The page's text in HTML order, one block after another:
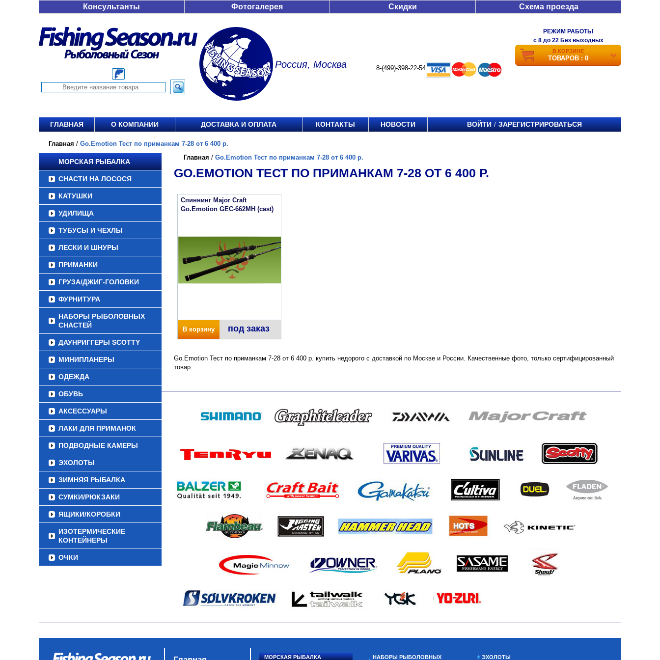
Консультанты Фотогалерея Скидки Схема проезда
Россия, Москва 8-(499)-398-22-54
РЕЖИМ РАБОТЫ
c 8 до 22 Без выходных
В КОРЗИНЕ
ТОВАРОВ : 0
ГЛАВНАЯ О КОМПАНИИ ДОСТАВКА И ОПЛАТА КОНТАКТЫ НОВОСТИ ВОЙТИ / ЗАРЕГИСТРИРОВАТЬСЯ
Главная / Go.Emotion Тест по приманкам 7-28 от 6 400 р.
МОРСКАЯ РЫБАЛКА
СНАСТИ НА ЛОСОСЯ
КАТУШКИ
УДИЛИЩА
ТУБУСЫ И ЧЕХЛЫ
ЛЕСКИ И ШНУРЫ
ПРИМАНКИ
ГРУЗА/ДЖИГ-ГОЛОВКИ
ФУРНИТУРА
НАБОРЫ РЫБОЛОВНЫХ
СНАСТЕЙ
ДАУНРИГГЕРЫ SCOTTY
МИНИПЛАНЕРЫ
ОДЕЖДА
ОБУВЬ
АКСЕССУАРЫ
ЛАКИ ДЛЯ ПРИМАНОК
ПОДВОДНЫЕ КАМЕРЫ
ЭХОЛОТЫ
ЗИМНЯЯ РЫБАЛКА
СУМКИ/РЮКЗАКИ
ЯЩИКИ/КОРОБКИ
ИЗОТЕРМИЧЕСКИЕ
КОНТЕЙНЕРЫ
ОЧКИ
Главная / Go.Emotion Тест по приманкам 7-28 от 6 400 р.
GO.EMOTION ТЕСТ ПО ПРИМАНКАМ 7-28 ОТ 6 400 Р.
Спиннинг Major Craft
Go.Emotion GEC-662MH (cast)
В корзину под заказ
Go.Emotion Тест по приманкам 7-28 от 6 400 р. купить недорого с доставкой по Москве и России. Качественные фото, только сертифицированный
товар.
МОРСКАЯ РЫБАЛКА НАБОРЫ РЫБОЛОВНЫХ ЭХОЛОТЫ